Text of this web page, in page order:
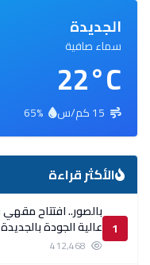
الجديدة
سماء صافية
22°C
الأكثر قراءة
1 عالية الجودة بالجديدة